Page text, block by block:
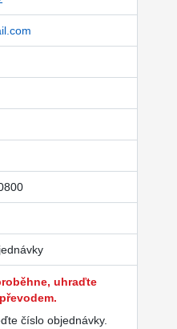
uhraďte
číslo objednávky.